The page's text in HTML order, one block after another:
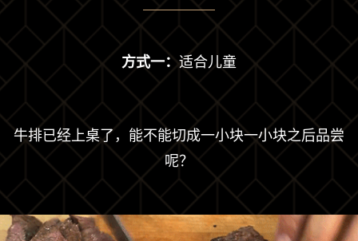
方式一：适合儿童
牛排已经上桌了，能不能切成一小块一小块之后品尝
呢？